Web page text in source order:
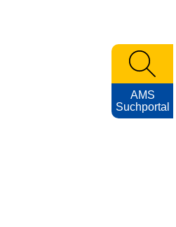
AMS
Suchportal